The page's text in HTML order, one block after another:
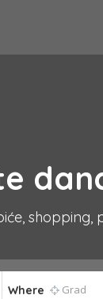
shopping,
Where